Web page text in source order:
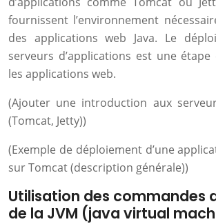
fournissent l’environnement
des applications web Java. Le
serveurs d’applications est une
les applications web.
(Ajouter une introduction aux
(Tomcat, Jetty))
(Exemple de déploiement d’une
sur Tomcat (description générale))
Utilisation des commandes
de la JVM (java virtual